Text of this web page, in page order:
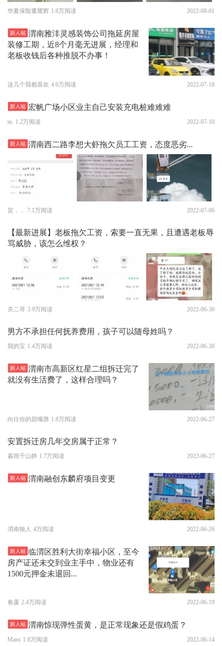
华夏保险董耀辉 1.8万阅读 2022-08-01
渭南雅沣灵感装饰公司拖延房屋
装修工期，近8个月毫无进展，经理和
老板收钱后各种推脱不办事！
这几个我都喜欢 4.6万阅读 2022-07-18
宏帆广场小区业主自己安装充电桩难难难
tn. 1.2万阅读 2022-07-10
渭南西二路李想大虾拖欠员工工资，态度恶劣...
贺，， 7.1万阅读 2022-07-06
【最新进展】老板拖欠工资，索要一直无果，且遭遇老板辱
骂威胁，该怎么维权？
关二哥 3.9万阅读 2022-06-30
男方不承担任何抚养费用，孩子可以随母姓吗？
我的宝 1.4万阅读 2022-06-30
渭南市高新区红星二组拆迁完了
就没有生活费了，这样合理吗？
向往你的甜嘴唇 1.8万阅读 2022-06-27
安置拆迁房几年交房属于正常？
暮雨千山静 1.7万阅读 2022-06-27
渭南融创东麟府项目变更
渭南狼人 4万阅读 2022-06-26
临渭区胜利大街幸福小区，至今
房产证还未交到业主手中，物业还有
1500元押金未退回...
春厦 2.4万阅读 2022-06-19
渭南惊现弹性蛋黄，是正常现象还是假鸡蛋？
Mans 1.8万阅读 2022-06-14